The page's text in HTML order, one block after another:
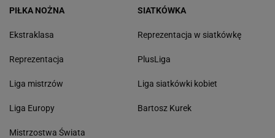
PIŁKA NOŻNA
Ekstraklasa
Reprezentacja
Liga mistrzów
Liga Europy
Mistrzostwa Świata
SIATKÓWKA
Reprezentacja w siatkówkę
PlusLiga
Liga siatkówki kobiet
Bartosz Kurek